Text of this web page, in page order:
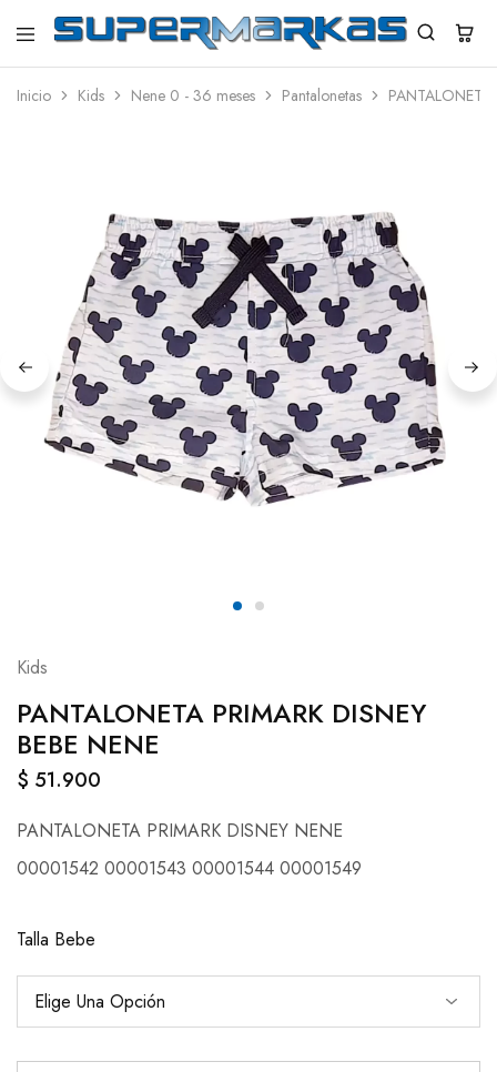
SuperMarkas
Ropa
con
Inicio Kids Nene 0 - 36 meses Pantalonetas PANTALONETA
Kids
PANTALONETA PRIMARK DISNEY
BEBE NENE
$ 51.900
PANTALONETA PRIMARK DISNEY NENE
00001542 00001543 00001544 00001549
Talla Bebe